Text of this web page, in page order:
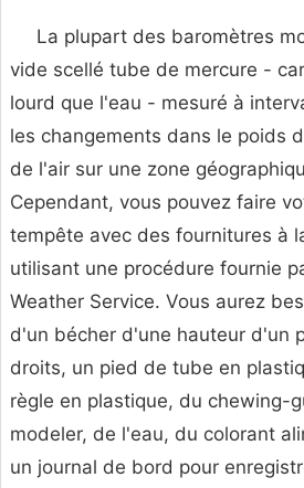
La plupart des baromètres
vide scellé tube de mercure -
lourd que l'eau - mesuré à
les changements dans le poids
de l'air sur une zone
Cependant, vous pouvez faire
tempête avec des fournitures à
utilisant une procédure fournie
Weather Service. Vous aurez
d'un bécher d'une hauteur d'un
droits, un pied de tube en
règle en plastique, du chewing-
modeler, de l'eau, du colorant
un journal de bord pour